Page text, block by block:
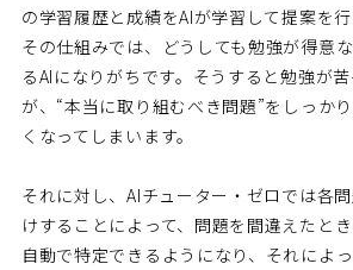
の学習履歴と成績をAIが学習して提案を
その仕組みでは、どうしても勉強が得意
るAIになりがちです。そうすると勉強が
が、“本当に取り組むべき問題”をしっか
くなってしまいます。
それに対し、AIチューター・ゼロでは各
けすることによって、問題を間違えたと
自動で特定できるようになり、それによ